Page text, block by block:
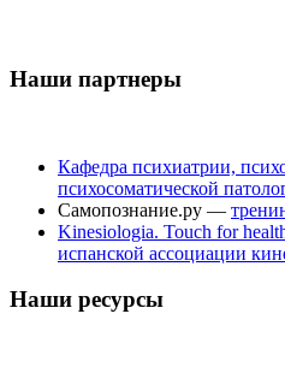
Наши партнеры
Кафедра психиатрии,
психосоматической
Самопознание.ру —
Kinesiologia. Touch for
испанской ассоциации
Наши ресурсы